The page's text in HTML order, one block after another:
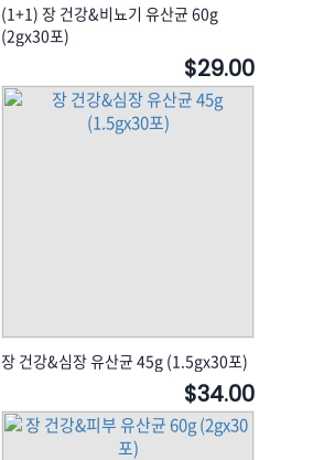
(1+1) 장 건강&비뇨기 유산균 60g
(2gx30포)
$29.00
장 건강&심장 유산균 45g (1.5gx30포)
$34.00